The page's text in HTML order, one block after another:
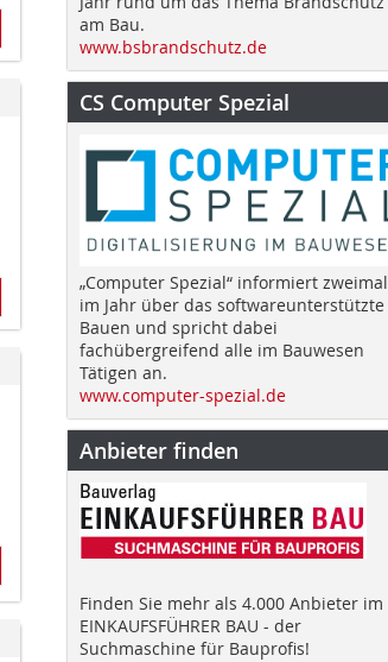
am Bau.
www.bsbrandschutz.de
CS Computer Spezial
„Computer Spezial“ informiert zweimal
im Jahr über das softwareunterstützte
Bauen und spricht dabei
fachübergreifend alle im Bauwesen
Tätigen an.
www.computer-spezial.de
Anbieter finden
Finden Sie mehr als 4.000 Anbieter im
EINKAUFSFÜHRER BAU - der
Suchmaschine für Bauprofis!